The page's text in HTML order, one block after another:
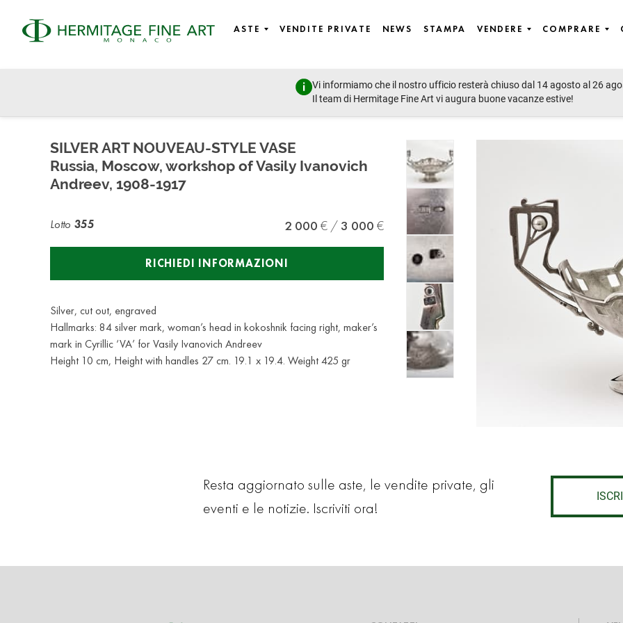
ASTE VENDITE PRIVATE NEWS STAMPA VENDERE COMPRARE
Vi informiamo che il nostro ufficio resterà chiuso dal 14 agosto al 26
Il team di Hermitage Fine Art vi augura buone vacanze estive!
Rare Wines, Sculptures, Art Nouveau, Design, Silver, Porcelain, Objets of Vertu, Jewellery, Handbags & Fashion
SILVER ART NOUVEAU-STYLE VASE
Russia, Moscow, workshop of Vasily Ivanovich
Andreev, 1908-1917
Lotto 355 2 000 3 000
RICHIEDI INFORMAZIONI
Silver, cut out, engraved
Hallmarks: 84 silver mark, woman’s head in kokoshnik facing right, maker’s
mark in Cyrillic ‘VA’ for Vasily Ivanovich Andreev
Height 10 cm, Height with handles 27 cm. 19.1 x 19.4. Weight 425 gr
Resta aggiornato sulle aste, le vendite private, gli
eventi e le notizie. Iscriviti ora!